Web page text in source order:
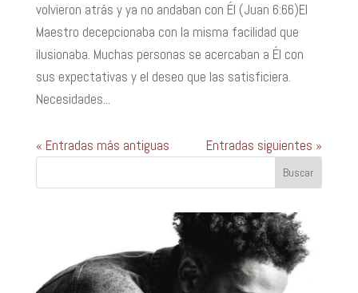
volvieron atrás y ya no andaban con Él (Juan 6:66)El
Maestro decepcionaba con la misma facilidad que
ilusionaba. Muchas personas se acercaban a Él con
sus expectativas y el deseo que las satisficiera.
Necesidades...
« Entradas más antiguas Entradas siguientes »